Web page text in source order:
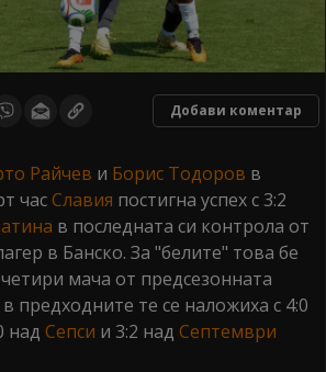
Добави коментар
Райчев и Борис Тодоров в
часСлавия постигна успех с 3:2
в последната си контрола от
в Банско. За "белите" това бе
мача от предсезонната
предходните те се наложиха с 4:0
над Сепси и 3:2 над Септември